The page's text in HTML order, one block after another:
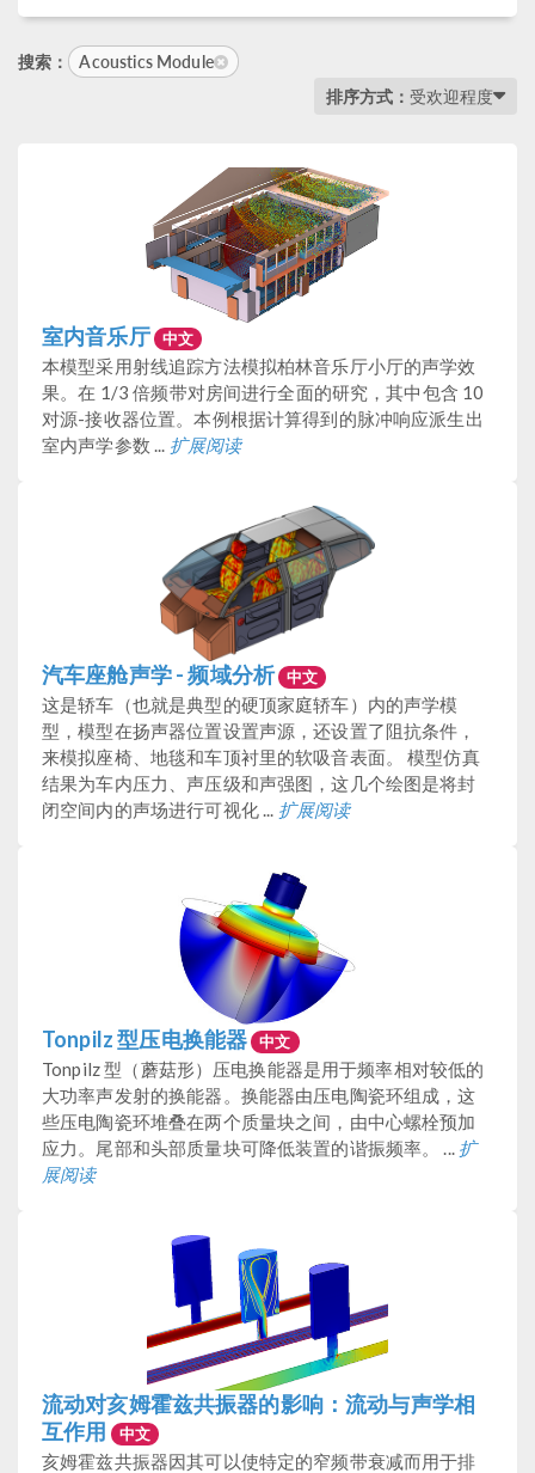
搜索： Acoustics Module
排序方式： 受欢迎程度
室内音乐厅 中文
本模型采用射线追踪方法模拟柏林音乐厅小厅的声学效
果。在 1/3 倍频带对房间进行全面的研究，其中包含 10
对源-接收器位置。本例根据计算得到的脉冲响应派生出
室内声学参数 ... 扩展阅读
汽车座舱声学 - 频域分析 中文
这是轿车（也就是典型的硬顶家庭轿车）内的声学模
型，模型在扬声器位置设置声源，还设置了阻抗条件，
来模拟座椅、地毯和车顶衬里的软吸音表面。 模型仿真
结果为车内压力、声压级和声强图，这几个绘图是将封
闭空间内的声场进行可视化 ... 扩展阅读
Tonpilz 型压电换能器 中文
Tonpilz 型（蘑菇形）压电换能器是用于频率相对较低的
大功率声发射的换能器。换能器由压电陶瓷环组成，这
些压电陶瓷环堆叠在两个质量块之间，由中心螺栓预加
应力。尾部和头部质量块可降低装置的谐振频率。 ... 扩
展阅读
流动对亥姆霍兹共振器的影响：流动与声学相
互作用
中文
亥姆霍兹共振器因其可以使特定的窄频带衰减而用于排